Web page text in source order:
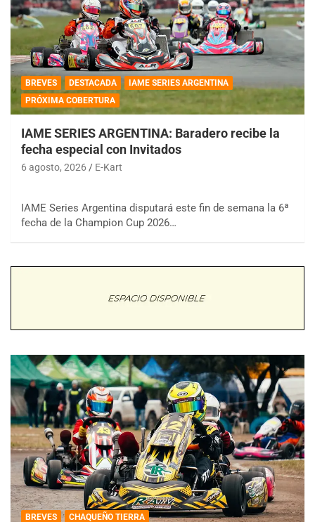
BREVES DESTACADA
IAME SERIES ARGENTINA
PRÓXIMA COBERTURA
IAME SERIES ARGENTINA: Baradero recibe la
fecha especial con Invitados
6 agosto, 2026 E-Kart
IAME Series Argentina disputará este fin de semana la 6ª
fecha de la Champion Cup 2026…
BREVES CHAQUEÑO TIERRA